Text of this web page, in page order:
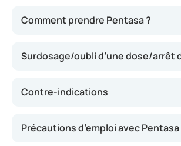
Comment prendre Pentasa ?
Surdosage/oubli d’une dose/arrêt
Contre-indications
Précautions d’emploi avec Pentasa